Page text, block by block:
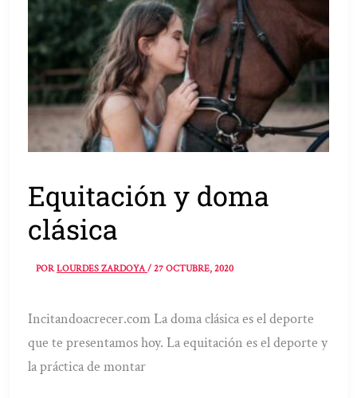
Equitación y doma
clásica
PORLOURDES ZARDOYA/27 OCTUBRE, 2020
Incitandoacrecer.com La doma clásica es el deporte
que te presentamos hoy. La equitación es el deporte y
la práctica de montar